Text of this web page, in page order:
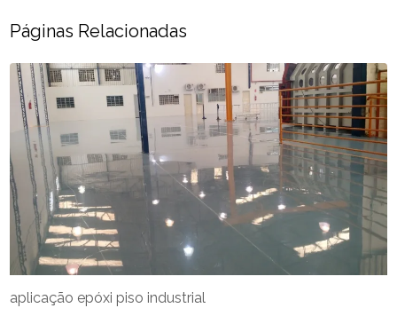
Páginas Relacionadas
aplicação epóxi piso industrial